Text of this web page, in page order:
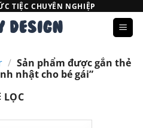
TIỆC CHUYÊN NGHIỆP
/ Sản phẩm được gắn thẻ
nhật cho bé gái”
LỌC